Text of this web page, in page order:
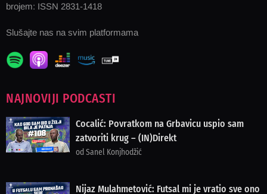
brojem: ISSN 2831-1418
Slušajte nas na svim platformama
NAJNOVIJI PODCASTI
Cocalić: Povratkom na Grbavicu uspio sam
zatvoriti krug – (IN)Direkt
od Sanel Konjhodžić
Nijaz Mulahmetović: Futsal mi je vratio sve ono